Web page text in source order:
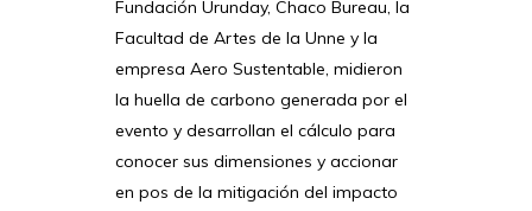
Fundación Urunday, Chaco Bureau, la
Facultad de Artes de la Unne y la
empresa Aero Sustentable, midieron
la huella de carbono generada por el
evento y desarrollan el cálculo para
conocer sus dimensiones y accionar
en pos de la mitigación del impacto